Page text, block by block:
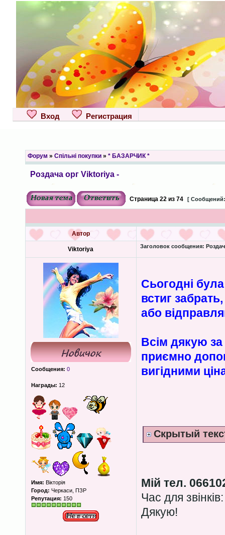
Вход Регистрация
Форум » Спільні покупки» * БАЗАРЧИК *
Роздача орг Viktoriya -
Страница 22из 74 [
Автор
Viktoriya Заголовок сообщения:
Сообщения: 0
Награды: 12
Имя: Вікторія
Город: Черкаси, ПЗР
Репутация: 150
Сьогодні
встиг
або
Всім дякую за
приємно
вигідними
Скрытый
Мій тел.
Час для
Дякую!